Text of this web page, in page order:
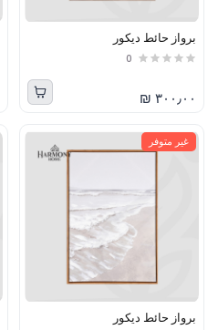
برواز حائط ديكور
0
٣٠٠٫٠٠ ₪
غير متوفر
برواز حائط ديكور